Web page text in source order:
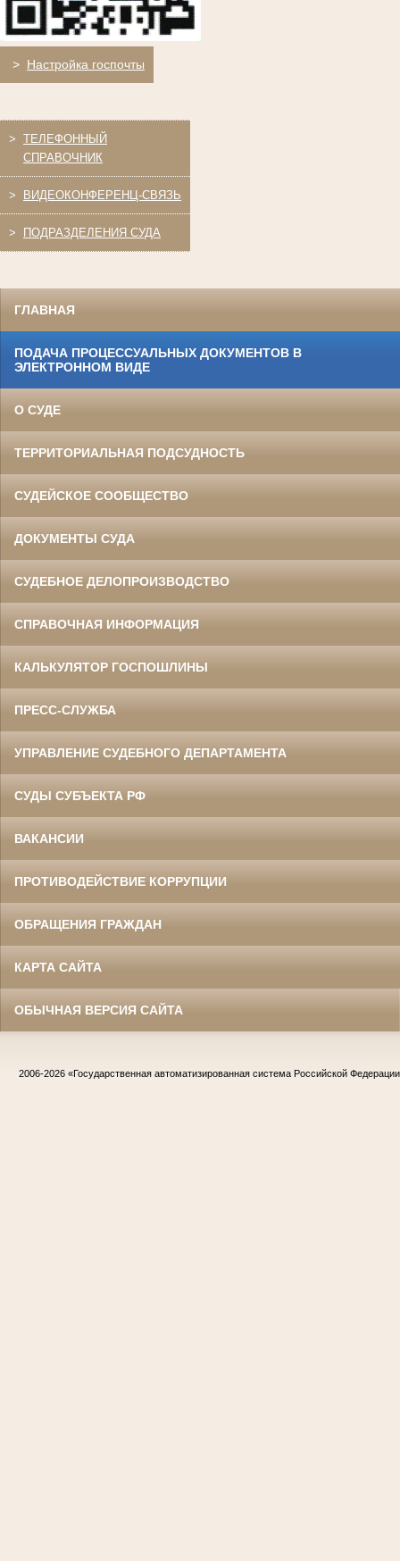
> Настройка госпочты
> ТЕЛЕФОННЫЙ
СПРАВОЧНИК
> ВИДЕОКОНФЕРЕНЦ-СВЯЗЬ
> ПОДРАЗДЕЛЕНИЯ СУДА
ГЛАВНАЯ
ПОДАЧА ПРОЦЕССУАЛЬНЫХ ДОКУМЕНТОВ В
ЭЛЕКТРОННОМ ВИДЕ
О СУДЕ
ТЕРРИТОРИАЛЬНАЯ ПОДСУДНОСТЬ
СУДЕЙСКОЕ СООБЩЕСТВО
ДОКУМЕНТЫ СУДА
СУДЕБНОЕ ДЕЛОПРОИЗВОДСТВО
СПРАВОЧНАЯ ИНФОРМАЦИЯ
КАЛЬКУЛЯТОР ГОСПОШЛИНЫ
ПРЕСС-СЛУЖБА
УПРАВЛЕНИЕ СУДЕБНОГО ДЕПАРТАМЕНТА
СУДЫ СУБЪЕКТА РФ
ВАКАНСИИ
ПРОТИВОДЕЙСТВИЕ КОРРУПЦИИ
ОБРАЩЕНИЯ ГРАЖДАН
КАРТА САЙТА
ОБЫЧНАЯ ВЕРСИЯ САЙТА
2006-2026 «Государственная автоматизированная система Российской